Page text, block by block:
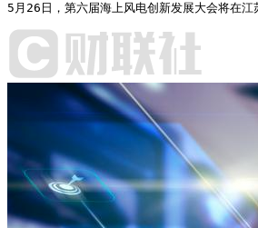
5月26日，第六届海上风电创新发展大会将在江